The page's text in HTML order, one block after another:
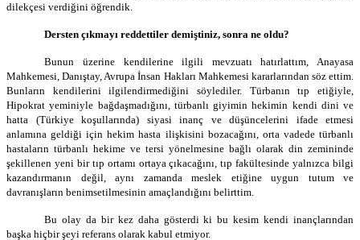
dilekçesi verdiğini öğrendik.
Dersten çıkmayı reddettiler demiştiniz, sonra ne oldu?
Bunun üzerine kendilerine ilgili mevzuatı hatırlattım, Anayasa
Mahkemesi, Danıştay, Avrupa İnsan Hakları Mahkemesi kararlarından söz ettim.
Bunların kendilerini ilgilendirmediğini söylediler. Türbanın tıp etiğiyle,
Hipokrat yeminiyle bağdaşmadığını, türbanlı giyimin hekimin kendi dini ve
hatta (Türkiye koşullarında) siyasi inanç ve düşüncelerini ifade etmesi
anlamına geldiği için hekim hasta ilişkisini bozacağını, orta vadede türbanlı
hastaların türbanlı hekime ve tersi yönelmesine bağlı olarak din zemininde
şekillenen yeni bir tıp ortamı ortaya çıkacağını, tıp fakültesinde yalnızca bilgi
kazandırmanın değil, aynı zamanda meslek etiğine uygun tutum ve
davranışların benimsetilmesinin amaçlandığını belirttim.
Bu olay da bir kez daha gösterdi ki bu kesim kendi inançlarından
başka hiçbir şeyi referans olarak kabul etmiyor.